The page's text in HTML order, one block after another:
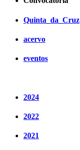
Quinta_da_Cruz
acervo
eventos
2024
2022
2021